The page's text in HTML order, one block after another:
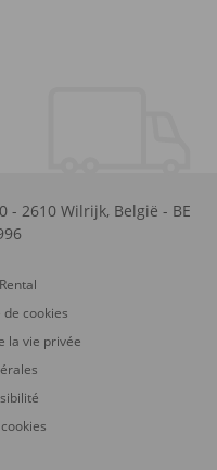
- 2610 Wilrijk, België - BE
cookies
la vie privée